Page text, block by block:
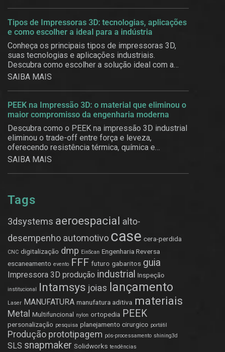
Tipos de Impressoras 3D: tecnologias, aplicações
e como escolher a ideal para a indústria
Conheça os principais tipos de impressoras 3D,
suas tecnologias e aplicações industriais.
Descubra como escolher a solução ideal com a
3BE.
SAIBA MAIS
PEEK na Impressão 3D: o material que eliminou o
maior compromisso da engenharia moderna
Descubra como o PEEK na impressão 3D industrial
eliminou o trade-off entre força e leveza,
oferecendo resistência térmica, química e
estrutural.
SAIBA MAIS
Tags
3dsystems aeroespacial alto-
desempenho automotivo case cera-perdida
CNC digitalização dmp EinScan Engenharia Reversa
escaneamento evento FFF futuro gabaritos guia
Impressora 3D produção industrial Inspeção
institucional Intamsys joias lançamento
Laser MANUFATURA manufatura aditiva materiais
Metal Multifuncional nylon ortopedia PEEK
personalização pesquisa planejamento cirurgico portátil
Produção prototipagem pós-processamento shining3d
SLS snapmaker Solidworks tendências